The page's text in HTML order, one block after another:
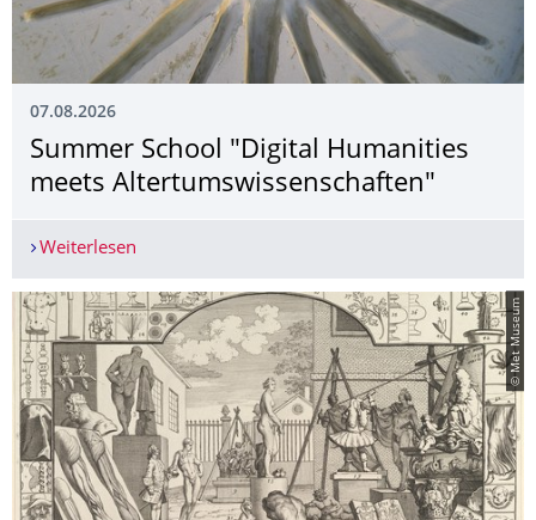
07.08.2026
Summer School "Digital Humanities
meets Altertumswissen­schaften"
Weiterlesen
© Met Museum